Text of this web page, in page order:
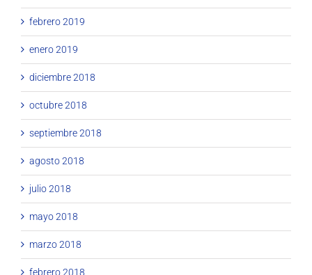
febrero 2019
enero 2019
diciembre 2018
octubre 2018
septiembre 2018
agosto 2018
julio 2018
mayo 2018
marzo 2018
febrero 2018